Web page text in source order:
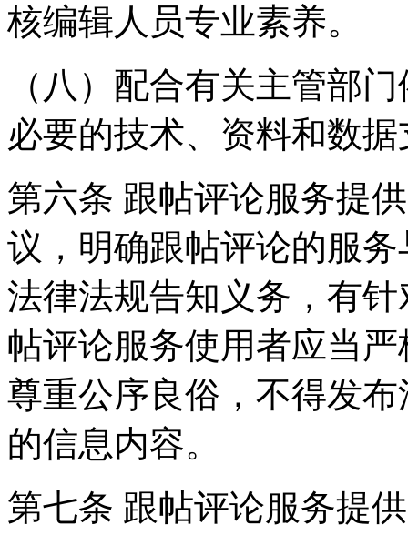
核编辑人员专业素养。
（八）配合有关主管部
必要的技术、资料和数
第六条 跟帖评论服务提
议，明确跟帖评论的服
法律法规告知义务，有
帖评论服务使用者应当
尊重公序良俗，不得发
的信息内容。
第七条 跟帖评论服务提